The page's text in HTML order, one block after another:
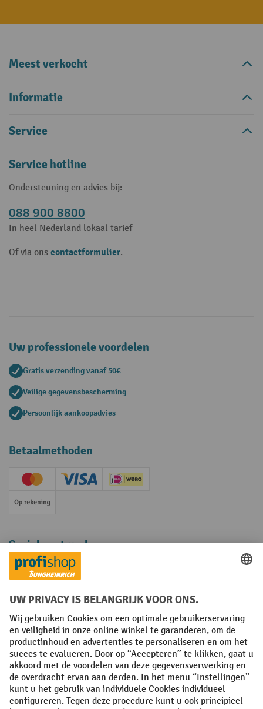
Meest verkocht
Informatie
Service
Service hotline
Ondersteuning en advies bij:
088 900 8800
In heel Nederland lokaal tarief
Of via ons contactformulier.
Uw professionele voordelen
Gratis verzending vanaf 50€
Veilige gegevensbescherming
Persoonlijk aankoopadvies
Betaalmethoden
Creditcard (Master)Creditcard (Visa)iDEAL | Wero
Op rekening
Sociale netwerken
Facebook
YouTube
LinkedInInstagram
Algemene leveringsvoorwaarden Copyright
Privacyverklaring Privacy Instellingen
All prices excl. VAT plusshipping costs and possible delivery charges,
if not stated otherwise.